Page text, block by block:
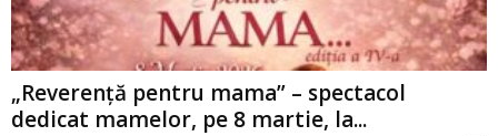
„Reverență pentru mama” – spectacol
dedicat mamelor, pe 8 martie, la...